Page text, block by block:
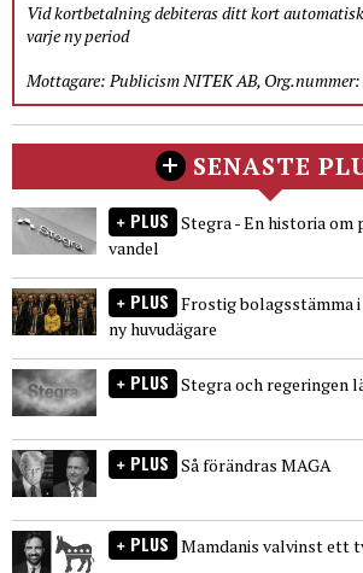
Vid kortbetalning debiteras ditt kort
varje ny period
Mottagare: Publicism NITEK AB, Org.nummer:
SENASTE
PLUS Stegra - En historia om
vandel
PLUS Frostig bolagsstämma
ny huvudägare
PLUS Stegra och regeringen
PLUS Så förändras MAGA
PLUS Mamdanis valvinst ett